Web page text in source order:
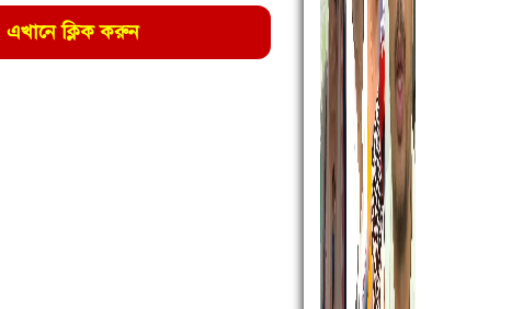
এখানে ক্লিক করুন